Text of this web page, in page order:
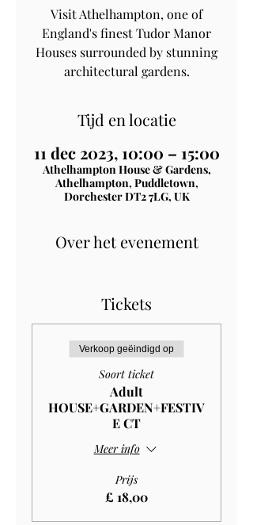
Visit Athelhampton, one of
England's finest Tudor Manor
Houses surrounded by stunning
architectural gardens.
Tijd en locatie
11 dec 2023, 10:00 – 15:00
Athelhampton House & Gardens,
Athelhampton, Puddletown,
Dorchester DT2 7LG, UK
Over het evenement
Tickets
Verkoop geëindigd op
Soort ticket
Adult
HOUSE+GARDEN+FESTIV
E CT
Meer info
Prijs
£ 18,00